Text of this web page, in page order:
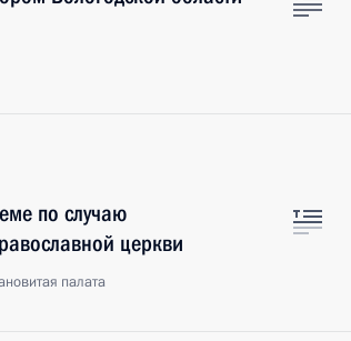
по случаю
церкви
палата